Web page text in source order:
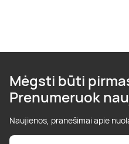
Mėgsti būti
Prenumeruok
Naujienos, pranešimai apie